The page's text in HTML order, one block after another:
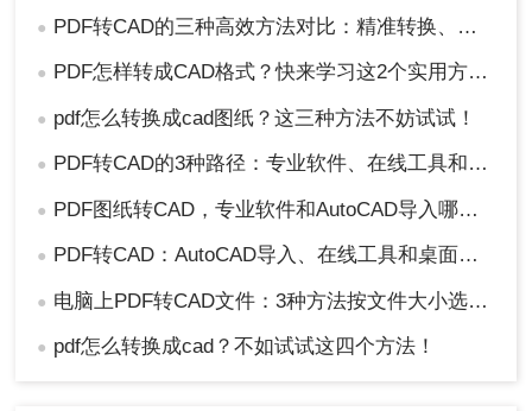
● PDF转CAD的三种高效方法对比：精准转换、可编辑、保图层！
● PDF怎样转成CAD格式？快来学习这2个实用方法吧！
● pdf怎么转换成cad图纸？这三种方法不妨试试！
● PDF转CAD的3种路径：专业软件、在线工具和专用转换器各适合谁！
● PDF图纸转CAD，专业软件和AutoCAD导入哪个更合适！
● PDF转CAD：AutoCAD导入、在线工具和桌面软件，哪个更适合你！
● 电脑上PDF转CAD文件：3种方法按文件大小选，大的别用在线工具！
● pdf怎么转换成cad？不如试试这四个方法！